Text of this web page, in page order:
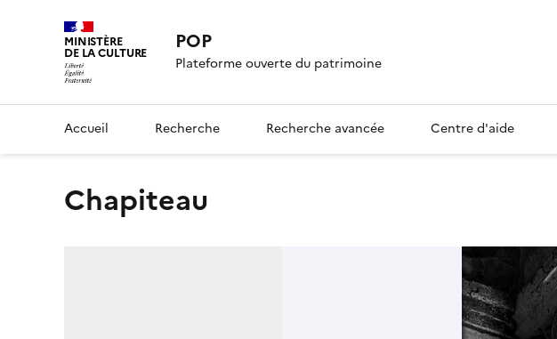
MINISTÈRE
DE LA CULTURE POP
Plateforme ouverte du patrimoine
Accueil Recherche Recherche avancée Centre d'aide
Chapiteau